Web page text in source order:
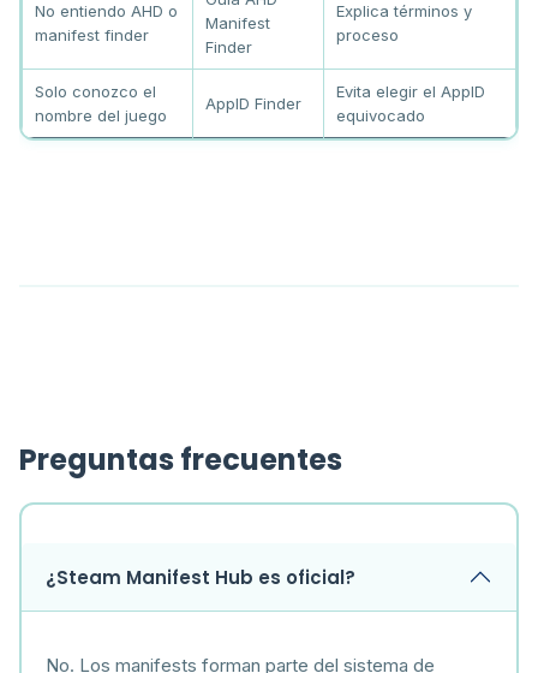
No entiendo AHD o
manifest finder
Manifest
Finder
Explica términos y
proceso
Solo conozco el
nombre del juego
AppID Finder
Evita elegir el AppID
equivocado
Preguntas frecuentes
¿Steam Manifest Hub es oficial?
No. Los manifests forman parte del sistema de